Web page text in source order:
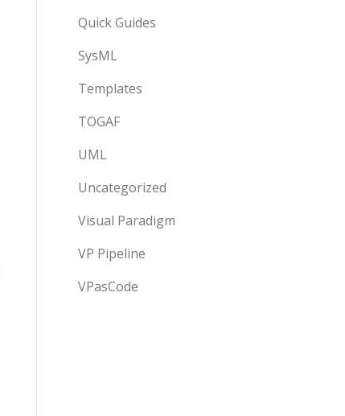
Quick Guides
SysML
Templates
TOGAF
UML
Uncategorized
Visual Paradigm
VP Pipeline
VPasCode